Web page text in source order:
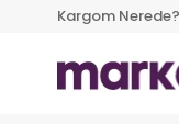
Kargom Nerede?